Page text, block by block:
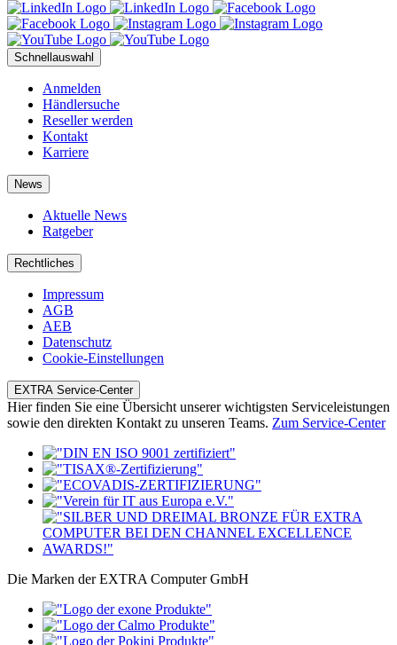
Schnellauswahl
Anmelden
Händlersuche
Reseller werden
Kontakt
Karriere
News
Aktuelle News
Ratgeber
Rechtliches
Impressum
AGB
AEB
Datenschutz
Cookie-Einstellungen
EXTRA Service-Center
Hier finden Sie eine Übersicht unserer wichtigsten Serviceleistungen
sowie den direkten Kontakt zu unseren Teams. Zum Service-Center
Die Marken der EXTRA Computer GmbH